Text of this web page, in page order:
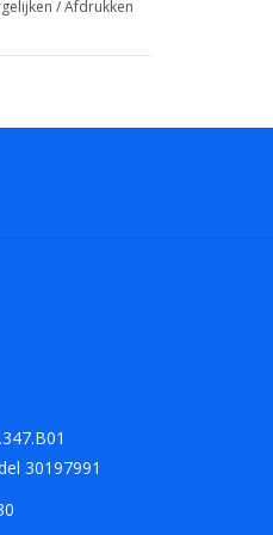
en zwart.
/Afdrukken
30197991